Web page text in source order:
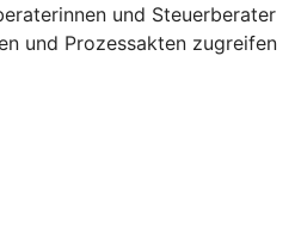
und Steuerberater
und Prozessakten zugreifen